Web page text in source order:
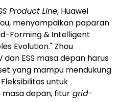
Product Line, Huawei
menyampaikan paparan
Forming & Intelligent
Evolution." Zhou
dan ESS masa depan harus
yang mampu mendukung
untuk
depan, fitur grid-